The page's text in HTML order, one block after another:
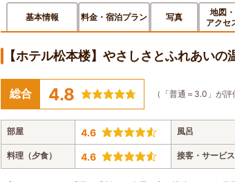
基本情報 料金・宿泊プラン 写真
地図・
アクセ
【ホテル松本楼】やさしさとふれあい
総合 4.8 （「普通＝3.0」が評
部屋 4.6 風呂
料理（夕食） 4.6 接客・サービス